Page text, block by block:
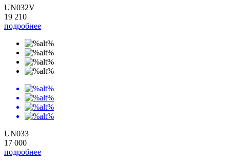
UN032V
19 210
подробнее
UN033
17 000
подробнее